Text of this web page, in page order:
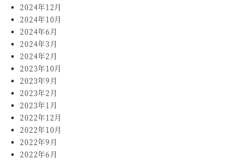
2024年12月
2024年10月
2024年6月
2024年3月
2024年2月
2023年10月
2023年9月
2023年2月
2023年1月
2022年12月
2022年10月
2022年9月
2022年6月